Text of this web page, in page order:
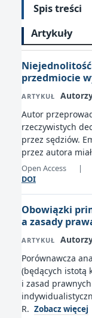
Spis treści
Artykuły
przedmiocie
ARTYKUŁ
Autor
rzeczywistych
przez sędziów.
przez autora
Open Access
|
DOI
Obowiązki
a zasady
ARTYKUŁ
Porównawcza
(będących istotą
i zasad
R. Zobacz więcej